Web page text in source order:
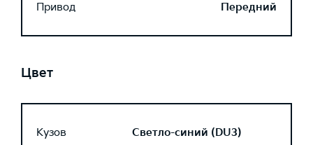
Привод
Передний
Цвет
Кузов Светло-синий (DU3)